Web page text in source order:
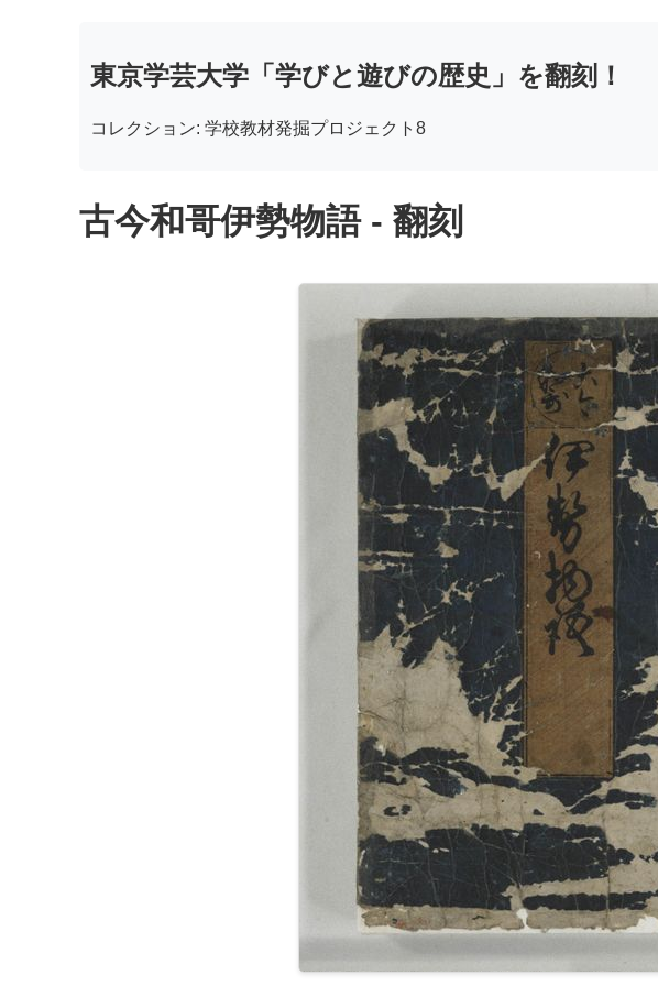
東京学芸大学「学びと遊びの歴史」を翻刻！
コレクション: 学校教材発掘プロジェクト8
古今和哥伊勢物語 - 翻刻